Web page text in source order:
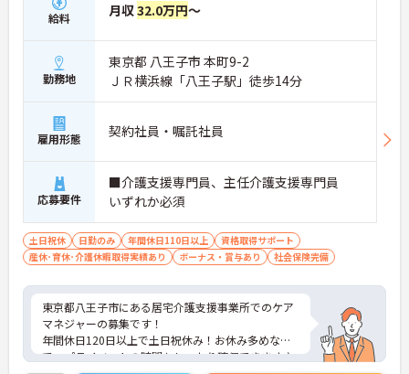
給料 月収32.0万円～
勤務地
東京都 八王子市 本町9-2
ＪＲ横浜線「八王子駅」徒歩14分
雇用形態 契約社員・嘱託社員
応募要件
■介護支援専門員、主任介護支援専門員
いずれか必須
土日祝休 日勤のみ 年間休日110日以上
資格取得サポート
産休･育休･介護休暇取得実績あり
ボーナス・賞与あり 社会保険完備
東京都八王子市にある居宅介護支援事業所でのケア
マネジャーの募集です！
年間休日120日以上で土日祝休み！お休み多めなの
で、プライベートの時間もしっかり確保できます♪